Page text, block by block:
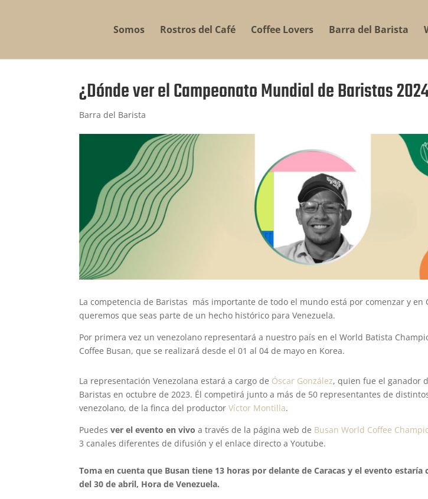
Somos Rostros del Café Coffee Lovers Barra del Barista
¿Dónde ver el Campeonato Mundial de Baristas
Barra del Barista
La competencia de Baristas más importante de todo el mundo está por comenzar y en
queremos que seas parte de un hecho histórico para Venezuela.
Por primera vez un venezolano representará a nuestro país en el World Batista
Coffee Busan, que se realizará desde el 01 al 04 de mayo en Korea.
La representación Venezolana estará a cargo de Óscar González, quien fue el ganador
Baristas en octubre de 2023. Él competirá junto a más de 50 representantes de
venezolano, de la finca del productorVíctor Montilla.
Puedes ver el evento en vivo a través de la página web de Busan World Coffee
3 canales diferentes de difusión y el enlace directo a Youtube.
Toma en cuenta que Busan tiene 13 horas por delante de Caracas y el evento estaría
del 30 de abril, Hora de Venezuela.